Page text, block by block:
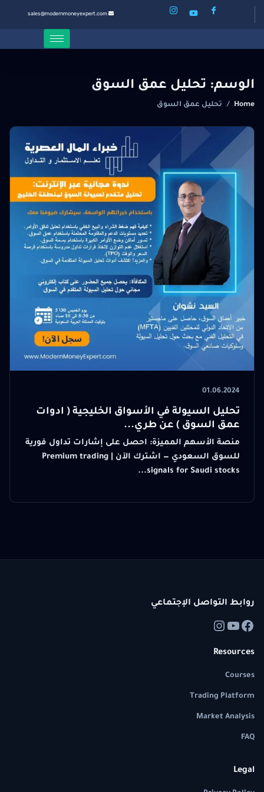
sales@modernmoneyexpert.com
الوسم: تحليل عمق السوق
Home
/ تحليل عمق السوق
01.06.2024
تحليل السيولة في الأسواق الخليجية ( ادوات
عمق السوق ) عن طري...
منصة الأسهم المميزة: احصل على إشارات تداول فورية
للسوق السعودي — اشترك الآن | Premium trading
signals for Saudi stocks...
روابط التواصل الإجتماعي
Resources
Courses
Trading Platform
Market Analysis
FAQ
Legal